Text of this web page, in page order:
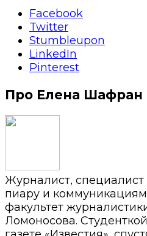
Facebook
Twitter
Stumbleupon
LinkedIn
Pinterest
Про Елена Шафран
Журналист,
пиару и
факультет
Ломоносова.